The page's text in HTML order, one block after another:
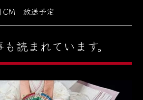
CM 放送予定
読まれています。